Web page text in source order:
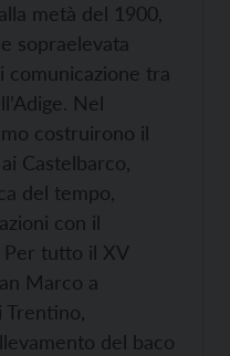
metà del 1900,
sopraelevata
comunicazione tra
Nel
costruirono il
Castelbarco,
del tempo,
con il
Per tutto il XV
Marco a
del baco